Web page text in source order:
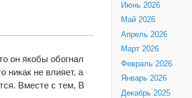
он якобы обогнал
никак не влияет, а
Вместе с тем, В
Июнь 2026
Май 2026
Апрель 2026
Март 2026
Февраль 2026
Январь 2026
Декабрь 2025